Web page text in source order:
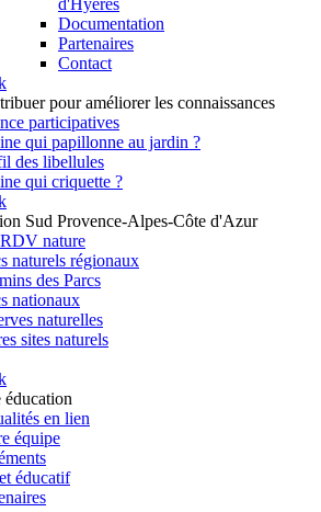
d'Hyères
Documentation
Partenaires
Contact
pour améliorer les connaissances
participatives
qui papillonne au jardin ?
des libellules
qui criquette ?
Sud Provence-Alpes-Côte d'Azur
nature
naturels régionaux
des Parcs
nationaux
naturelles
sites naturels
éducation
en lien
équipe
éducatif